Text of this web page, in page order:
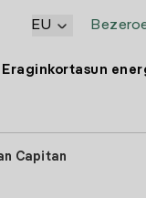
EU
Eraginkortasun
Capitan